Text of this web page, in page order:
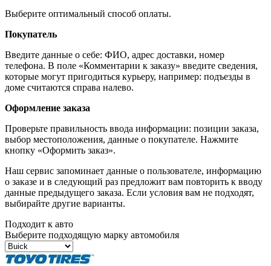
Выберите оптимальный способ оплаты.
Покупатель
Введите данные о себе: ФИО, адрес доставки, номер
телефона. В поле «Комментарии к заказу» введите сведения,
которые могут пригодиться курьеру, например: подъезды в
доме считаются справа налево.
Оформление заказа
Проверьте правильность ввода информации: позиции заказа,
выбор местоположения, данные о покупателе. Нажмите
кнопку «Оформить заказ».
Наш сервис запоминает данные о пользователе, информацию
о заказе и в следующий раз предложит вам повторить к вводу
данные предыдущего заказа. Если условия вам не подходят,
выбирайте другие варианты.
Подходит к авто
Выберите подходящую марку автомобиля